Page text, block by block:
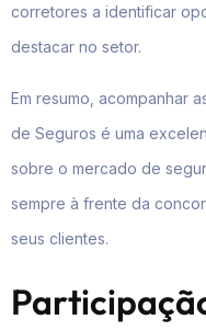
corretores a identificar
destacar no setor.
Em resumo, acompanhar
de Seguros é uma
sobre o mercado de
sempre à frente da
seus clientes.